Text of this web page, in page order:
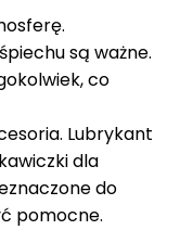
są ważne.
co
Lubrykant
dla
do
pomocne.